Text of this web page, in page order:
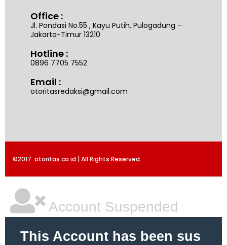
Office :
Jl. Pondasi No.55 , Kayu Putih, Pulogadung –
Jakarta-Timur 13210
Hotline :
0896 7705 7552
Email :
otoritasredaksi@gmail.com
©2017. otoritas.co.id | All Rights Reserved.
Account Suspended
This Account has been sus